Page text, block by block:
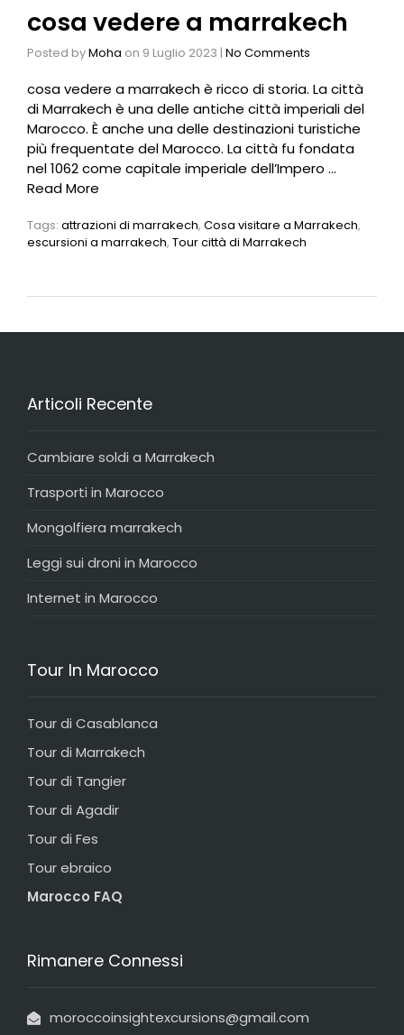
cosa vedere a marrakech
Posted byMoha on 9 Luglio 2023 | No Comments
cosa vedere a marrakech è ricco di storia. La città
di Marrakech è una delle antiche città imperiali del
Marocco. È anche una delle destinazioni turistiche
più frequentate del Marocco. La città fu fondata
nel 1062 come capitale imperiale dell’Impero …
Read More
Tags: attrazioni di marrakech, Cosa visitare a Marrakech,
escursioni a marrakech, Tour città di Marrakech
Articoli Recente
Cambiare soldi a Marrakech
Trasporti in Marocco
Mongolfiera marrakech
Leggi sui droni in Marocco
Internet in Marocco
Tour In Marocco
Tour di Casablanca
Tour di Marrakech
Tour di Tangier
Tour di Agadir
Tour di Fes
Tour ebraico
Marocco FAQ
Rimanere Connessi
moroccoinsightexcursions@gmail.com